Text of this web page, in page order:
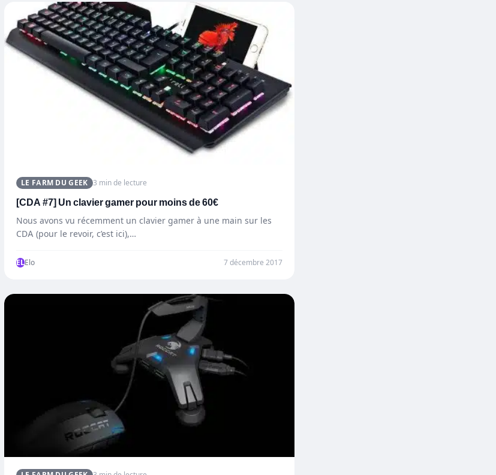
LE FARM DU GEEK 3 min de lecture
[CDA #7] Un clavier gamer pour moins de 60€
Nous avons vu récemment un clavier gamer à une main sur les
CDA (pour le revoir, c’est ici),…
ELElo 7 décembre 2017